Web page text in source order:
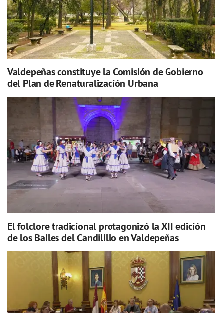
Valdepeñas constituye la Comisión de Gobierno
del Plan de Renaturalización Urbana
El folclore tradicional protagonizó la XII edición
de los Bailes del Candilillo en Valdepeñas